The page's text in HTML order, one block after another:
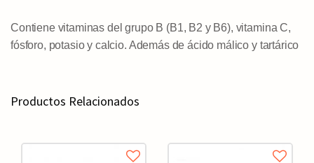
Contiene vitaminas del grupo B (B1, B2 y B6), vitamina C,
fósforo, potasio y calcio. Además de ácido málico y tartárico
Productos Relacionados